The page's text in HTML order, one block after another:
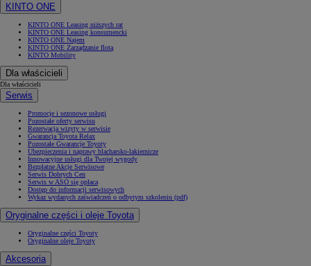
KINTO ONE
KINTO ONE Leasing niższych rat
KINTO ONE Leasing konsumencki
KINTO ONE Najem
KINTO ONE Zarządzanie flotą
KINTO Mobility
Dla właścicieli
Dla właścicieli
Serwis
Promocje i sezonowe usługi
Pozostałe oferty serwisu
Rezerwacja wizyty w serwisie
Gwarancja Toyota Relax
Pozostałe Gwarancje Toyoty
Ubezpieczenia i naprawy blacharsko-lakiernicze
Innowacyjne usługi dla Twojej wygody
Bezpłatne Akcje Serwisowe
Serwis Dobrych Cen
Serwis w ASO się opłaca
Dostęp do informacji serwisowych
Wykaz wydanych zaświadczeń o odbytym szkoleniu (pdf)
Oryginalne części i oleje Toyota
Oryginalne części Toyoty
Oryginalne oleje Toyoty
Akcesoria